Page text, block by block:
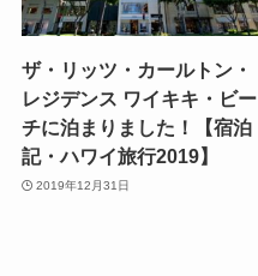
ザ・リッツ・カールトン・
レジデンス ワイキキ・ビー
チに泊まりました！【宿泊
記・ハワイ旅行2019】
2019年12月31日